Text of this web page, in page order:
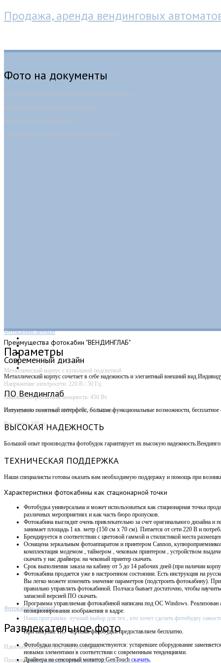
Продажа, аренда вендинговых
Фото на документы
Огромный выбор форматов документального фото:
фотографии на визы, паспорт, справки,
водительское удостоверение
и десятки других видов документального фото
Фотокабина-автомат
Параметры
Металлический корпус с купольной подсветкой
Напряжение электросети: 220 В / 50 Гц
Пиковая потребляемая мощность: 450 Вт
Размеры (без купола): 1500 х 700 х 1830 мм
Вес нетто: 195 кг
Фотокабина-автомат
Развлекательное фото
Идеально подходит как для различных
Праздничных и корпоративных событий,
Преимущества фотокабин "ВЕНДИНГЛАБ"
Современный дизайн
Металлический корпус сочетает в себе надежность и элегантный внешний
ПО Вендинглаб
Интуитивно понятный интерфейс, большие функциональные возможности,
ВЫСОКАЯ НАДЕЖНОСТЬ
Большой опыт производства фотобудок гарантирует их высокую
ТЕХНИЧЕСКАЯ ПОДДЕРЖКА
Наши специалисты готовы оказать вам необходимую поддержку и помощь при
Характеристики фотокабины как стационарной точки
Фотобудка универсальна и может использоваться как стационарная точка
различных мероприятиях и как часть бюро пропусков.
Фотокабина выглядит очень привлекательно за счет оригинального дизайна и
занимает площадь 1 кв. метр (150 см х 70 см). Питается от сети 220 В и
Брендируется в соответствии с цветовой гаммой и стилистикой места
Оснащена зеркальным фотоаппаратом и принтером Cannon,
комплектация модемом , таймером , чековым принтером , устройством
скачать у нас драйвера: на чековый принтер скачать.
Срок выполнения заказа на кабину от 5 до 14 рабочих дней (при наличии
Фотокабина продается уже в настроенном состоянии. Есть инструкция на
Вы легко можете изменить значение параметров (подстроить фотокабину).
правильно управлять фотокабиной. Полчаса бывает достаточно, чтобы
запасной версией ПО скачать.
Программа управляемая фотокабиной написана под OC Windows. Реализован
позиционирования изображения в кадре.
Наша программа лучший выбор для тех , кто хочет сделать фотобудку
При покупке ПОчертежи фотобудки предоставляем бесплатно.
Фотобудки постоянно совершенствуются: устаревшее оборудование
новыми элементами в соответствии с современным тенденциями.
Драйвера на сенсорный монитор GenTouch скачать